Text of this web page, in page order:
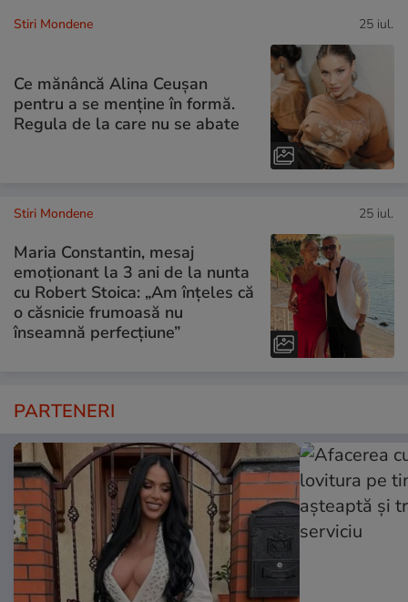
Stiri Mondene 25 iul.
Ce mănâncă Alina Ceușan
pentru a se menține în formă.
Regula de la care nu se abate
Stiri Mondene 25 iul.
Maria Constantin, mesaj
emoționant la 3 ani de la nunta
cu Robert Stoica: „Am înțeles că
o căsnicie frumoasă nu
înseamnă perfecțiune”
PARTENERI